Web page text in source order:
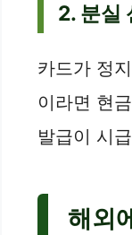
2. 분실
카드가 정
이라면 현
발급이 시
해외